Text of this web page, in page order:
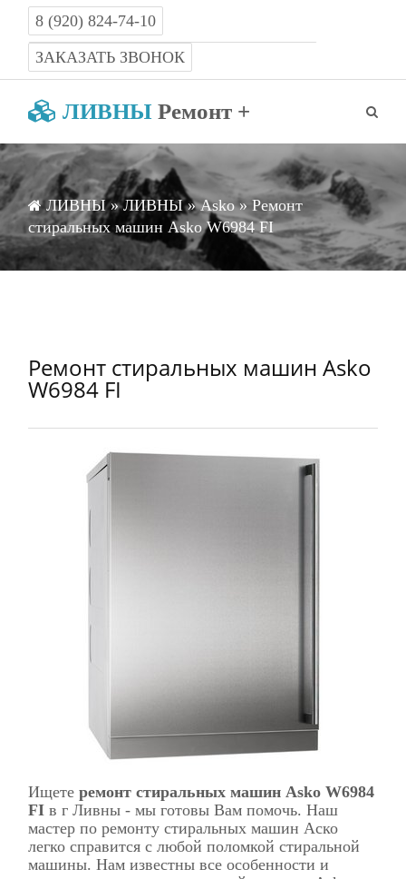
8 (920) 824-74-10
Работаем с 8-00 до 22-00 без выходных
ЗАКАЗАТЬ ЗВОНОК
ЛИВНЫ Ремонт +
ЛИВНЫ»ЛИВНЫ»Asko» Ремонт
стиральных машин Asko W6984 FI
Ремонт стиральных машин Asko
W6984 FI
Ищетеремонт стиральных машин Asko W6984
FI в г Ливны - мы готовы Вам помочь. Наш
мастер по ремонту стиральных машин Аско
легко справится с любой поломкой стиральной
машины. Нам известны все особенности и